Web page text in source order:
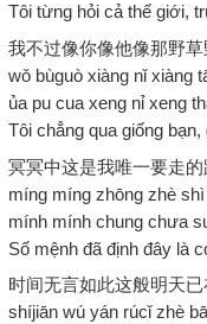
Tôi từng hỏi cả thế giới,
我不过像你像他像那野
wǒ bùguò xiàng nǐ xiàng
ủa pu cua xeng nỉ xeng
Tôi chẳng qua giống
冥冥中这是我唯一要走
míng míng zhōng zhè
mính mính chung chưa
Số mệnh đã định đây là
时间无言如此这般明天
shíjiān wú yán rúcǐ zhè